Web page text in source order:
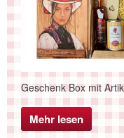
Geschenk Box mit
Mehr lesen